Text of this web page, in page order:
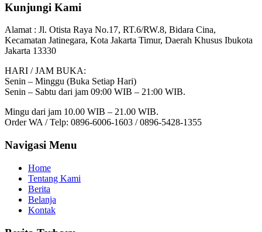
Kunjungi Kami
Alamat : Jl. Otista Raya No.17, RT.6/RW.8, Bidara Cina,
Kecamatan Jatinegara, Kota Jakarta Timur, Daerah Khusus Ibukota
Jakarta 13330
HARI / JAM BUKA:
Senin – Minggu (Buka Setiap Hari)
Senin – Sabtu dari jam 09:00 WIB – 21:00 WIB.
Mingu dari jam 10.00 WIB – 21.00 WIB.
Order WA / Telp: 0896-6006-1603 / 0896-5428-1355
Navigasi Menu
Home
Tentang Kami
Berita
Belanja
Kontak